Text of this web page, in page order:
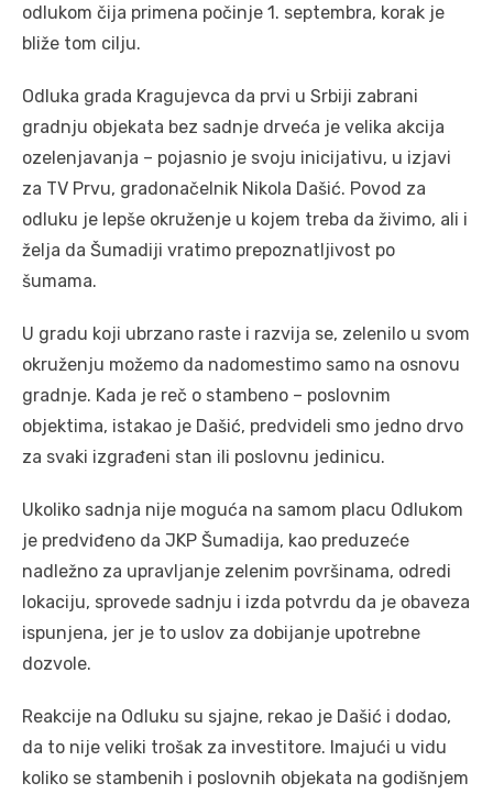
odlukom čija primena počinje 1. septembra, korak je
bliže tom cilju.
Odluka grada Kragujevca da prvi u Srbiji zabrani
gradnju objekata bez sadnje drveća je velika akcija
ozelenjavanja – pojasnio je svoju inicijativu, u izjavi
za TV Prvu, gradonačelnik Nikola Dašić. Povod za
odluku je lepše okruženje u kojem treba da živimo, ali i
želja da Šumadiji vratimo prepoznatljivost po
šumama.
U gradu koji ubrzano raste i razvija se, zelenilo u svom
okruženju možemo da nadomestimo samo na osnovu
gradnje. Kada je reč o stambeno – poslovnim
objektima, istakao je Dašić, predvideli smo jedno drvo
za svaki izgrađeni stan ili poslovnu jedinicu.
Ukoliko sadnja nije moguća na samom placu Odlukom
je predviđeno da JKP Šumadija, kao preduzeće
nadležno za upravljanje zelenim površinama, odredi
lokaciju, sprovede sadnju i izda potvrdu da je obaveza
ispunjena, jer je to uslov za dobijanje upotrebne
dozvole.
Reakcije na Odluku su sjajne, rekao je Dašić i dodao,
da to nije veliki trošak za investitore. Imajući u vidu
koliko se stambenih i poslovnih objekata na godišnjem